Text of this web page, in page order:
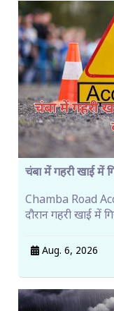
चंबा में गहरी खाई में
Chamba Road
दौरान गहरी खाई में
Aug. 6, 2026